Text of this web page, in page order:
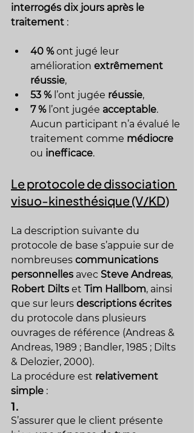
interrogés dix jours après le
traitement :
40 % ont jugé leur
amélioration extrêmement
réussie,
53 % l’ont jugée réussie,
7 % l’ont jugée acceptable.
Aucun participant n’a évalué le
traitement comme médiocre
ou inefficace.
Le protocole de dissociation
visuo-kinesthésique (V/KD)
La description suivante du
protocole de base s’appuie sur de
nombreuses communications
personnelles avec Steve Andreas,
Robert Dilts et Tim Hallbom, ainsi
que sur leurs descriptions écrites
du protocole dans plusieurs
ouvrages de référence (Andreas &
Andreas, 1989 ; Bandler, 1985 ; Dilts
& Delozier, 2000).
La procédure est relativement
simple :
1.
S’assurer que le client présente